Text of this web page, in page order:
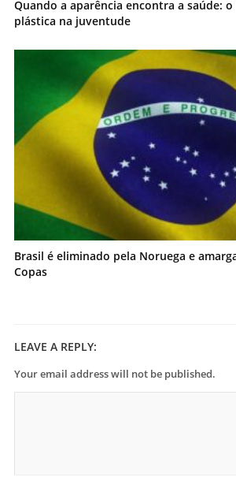
Quando a aparência encontra a saúde:
plástica na juventude
Brasil é eliminado pela Noruega e
Copas
LEAVE A REPLY:
Your email address will not be published.